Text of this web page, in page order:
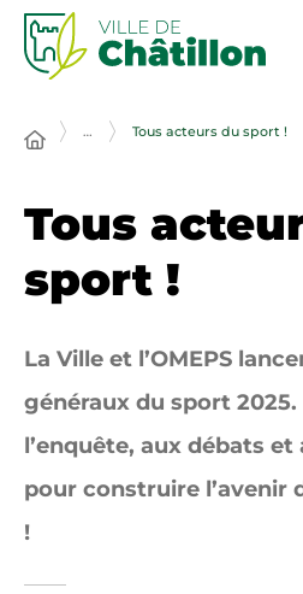
… Tous acteurs du sport !
Tous
sport !
La Ville et l’OMEPS
généraux du sport
l’enquête, aux débats
pour construire l’avenir
!